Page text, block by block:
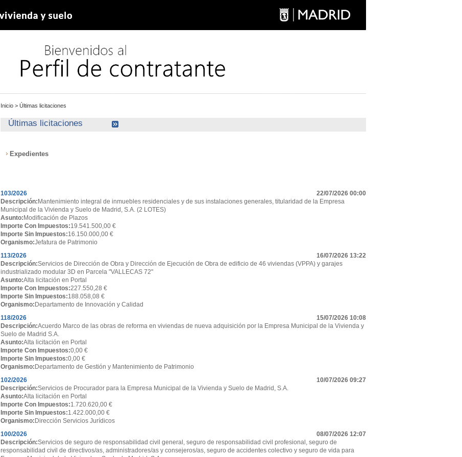
Inicio > Últimas licitaciones
Últimas licitaciones
Expedientes
22/07/2026 00:00
103/2026
Descripción: Mantenimiento integral de inmuebles residenciales y de sus instalaciones generales, titularidad de la Empresa
Municipal de la Vivienda y Suelo de Madrid, S.A. (2 LOTES)
Asunto: Modificación de Plazos
Importe Con Impuestos:19.541.500,00 €
Importe Sin Impuestos:16.150.000,00 €
Organismo:Jefatura de Patrimonio
16/07/2026 13:22
113/2026
Descripción:Servicios de Dirección de Obra y Dirección de Ejecución de Obra de edificio de 46 viviendas (VPPA) y garajes
industrializado modular 3D en Parcela "VALLECAS 72"
Asunto:Alta licitación en Portal
Importe Con Impuestos:227.550,28 €
Importe Sin Impuestos:188.058,08 €
Organismo: Departamento de Innovación y Calidad
15/07/2026 10:08
118/2026
Descripción:Acuerdo Marco de las obras de reforma en viviendas de nueva adquisición por la Empresa Municipal de la Vivienda y
Suelo de Madrid S.A.
Asunto:Alta licitación en Portal
Importe Con Impuestos:0,00 €
Importe Sin Impuestos:0,00 €
Organismo: Departamento de Gestión y Mantenimiento de Patrimonio
10/07/2026 09:27
102/2026
Descripción:Servicios de Procurador para la Empresa Municipal de la Vivienda y Suelo de Madrid, S.A.
Asunto:Alta licitación en Portal
Importe Con Impuestos:1.720.620,00 €
Importe Sin Impuestos:1.422.000,00 €
Organismo: Dirección Servicios Jurídicos
08/07/2026 12:07
100/2026
Descripción:Servicios de seguro de responsabilidad civil general, seguro de responsabilidad civil profesional, seguro de
responsabilidad civil de directivos/as, administradores/as y consejeros/as, seguro de accidentes colectivo y seguro de vida para